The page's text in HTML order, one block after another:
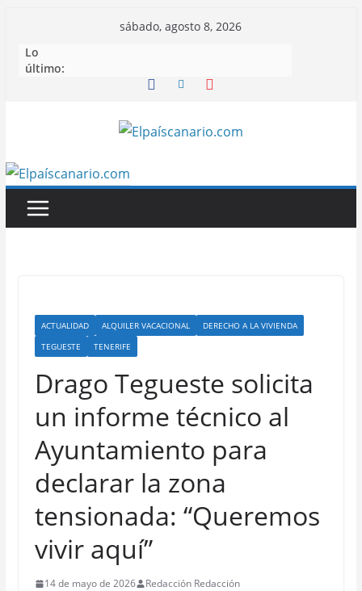
contenido
sábado, agosto 8, 2026
Lo
último:
ACTUALIDAD ALQUILER VACACIONAL
DERECHO A LA VIVIENDA
TEGUESTE
TENERIFE
Drago Tegueste solicita
un informe técnico al
Ayuntamiento para
declarar la zona
tensionada: “Queremos
vivir aquí”
14 de mayo de 2026 Redacción Redacción